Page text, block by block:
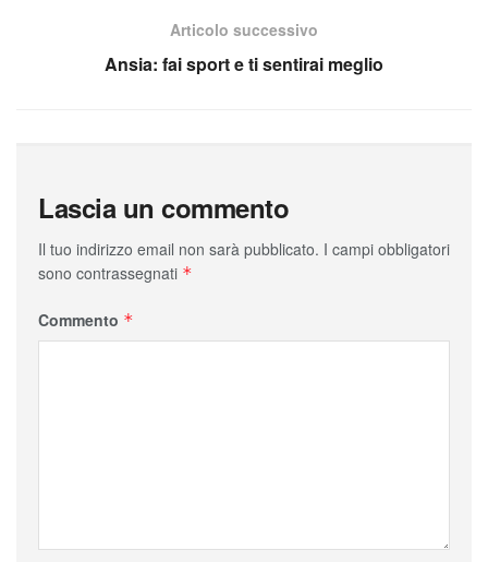
Articolo successivo
Ansia: fai sport e ti sentirai meglio
Lascia un commento
Il tuo indirizzo email non sarà pubblicato. I campi obbligatori
sono contrassegnati *
Commento *